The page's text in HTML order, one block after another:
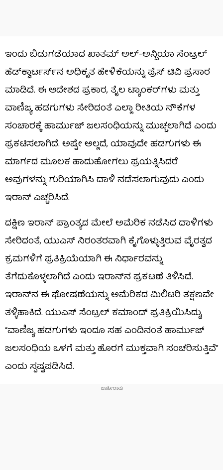
ಇಂದು ಬಿಡುಗಡೆಯಾದ ಖಾತಮ್ ಅಲ್-ಅನ್ಬಿಯಾ ಸೆಂಟ್ರಲ್
ಹೆಡ್‌ಕ್ವಾರ್ಟರ್ಸ್‌ನ ಅಧಿಕೃತ ಹೇಳಿಕೆಯನ್ನು ಪ್ರೆಸ್ ಟಿವಿ ಪ್ರಸಾರ
ಮಾಡಿದೆ. ಈ ಆದೇಶದ ಪ್ರಕಾರ, ತೈಲ ಟ್ಯಾಂಕರ್‌ಗಳು ಮತ್ತು
ವಾಣಿಜ್ಯ ಹಡಗುಗಳು ಸೇರಿದಂತೆ ಎಲ್ಲಾ ರೀತಿಯ ನೌಕೆಗಳ
ಸಂಚಾರಕ್ಕೆ ಹಾರ್ಮುಜ್ ಜಲಸಂಧಿಯನ್ನು ಮುಚ್ಚಲಾಗಿದೆ ಎಂದು
ಪ್ರಕಟಿಸಲಾಗಿದೆ. ಅಷ್ಟೇ ಅಲ್ಲದೆ, ಯಾವುದೇ ಹಡಗುಗಳು ಈ
ಮಾರ್ಗದ ಮೂಲಕ ಹಾದುಹೋಗಲು ಪ್ರಯತ್ನಿಸಿದರೆ
ಅವುಗಳನ್ನು ಗುರಿಯಾಗಿಸಿ ದಾಳಿ ನಡೆಸಲಾಗುವುದು ಎಂದು
ಇರಾನ್ ಎಚ್ಚರಿಸಿದೆ.
ದಕ್ಷಿಣ ಇರಾನ್ ಪ್ರಾಂತ್ಯದ ಮೇಲೆ ಅಮೆರಿಕ ನಡೆಸಿದ ದಾಳಿಗಳು
ಸೇರಿದಂತೆ, ಯುಎಸ್ ನಿರಂತರವಾಗಿ ಕೈಗೊಳ್ಳುತ್ತಿರುವ ವೈರತ್ವದ
ಕ್ರಮಗಳಿಗೆ ಪ್ರತಿಕ್ರಿಯೆಯಾಗಿ ಈ ನಿರ್ಧಾರವನ್ನು
ತೆಗೆದುಕೊಳ್ಳಲಾಗಿದೆ ಎಂದು ಇರಾನ್‌ನ ಪ್ರಕಟಣೆ ತಿಳಿಸಿದೆ.
ಇರಾನ್‌ನ ಈ ಘೋಷಣೆಯನ್ನು ಅಮೆರಿಕದ ಮಿಲಿಟರಿ ತಕ್ಷಣವೇ
ತಳ್ಳಿಹಾಕಿದೆ. ಯುಎಸ್ ಸೆಂಟ್ರಲ್ ಕಮಾಂಡ್ ಪ್ರತಿಕ್ರಿಯಿಸಿದ್ದು,
“ವಾಣಿಜ್ಯ ಹಡಗುಗಳು ಇಂದೂ ಸಹ ಎಂದಿನಂತೆ ಹಾರ್ಮುಜ್
ಜಲಸಂಧಿಯ ಒಳಗೆ ಮತ್ತು ಹೊರಗೆ ಮುಕ್ತವಾಗಿ ಸಂಚರಿಸುತ್ತಿವೆ”
ಎಂದು ಸ್ಪಷ್ಟಪಡಿಸಿದೆ.